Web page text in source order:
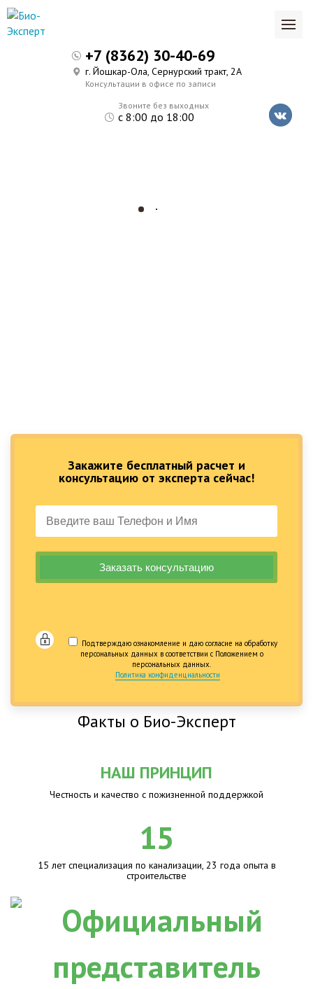
Закажите бесплатный расчет и
консультацию от эксперта сейчас!
Подтверждаю ознакомление и даю согласие на обработку
персональных данных в соответствии с Положением о
персональных данных.
Политика конфиденциальности
Звоните без выходных
с 8:00 до 18:00
+7 (8362) 30-40-69
г. Йошкар-Ола, Сернурский тракт, 2А
Консультации в офисе по записи
Факты о Био-Эксперт
НАШ ПРИНЦИП
Честность и качество с пожизненной поддержкой
15
15 лет специализация по канализации, 23 года опыта в
строительстве